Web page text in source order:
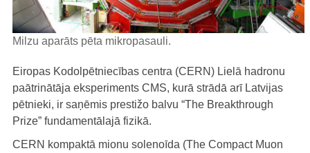
Milzu aparāts pēta mikropasauli.
Eiropas Kodolpētniecības centra (CERN) Lielā hadronu
paātrinātāja eksperiments CMS, kurā strādā arī Latvijas
pētnieki, ir saņēmis prestižo balvu “The Breakthrough
Prize” fundamentālajā fizikā.
CERN kompaktā mionu solenoīda (The Compact Muon